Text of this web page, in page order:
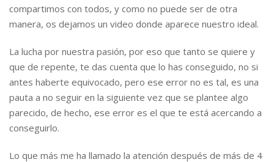
compartimos con todos, y como no puede ser de otra
manera, os dejamos un video donde aparece nuestro ideal.
La lucha por nuestra pasión, por eso que tanto se quiere y
que de repente, te das cuenta que lo has conseguido, no si
antes haberte equivocado, pero ese error no es tal, es una
pauta a no seguir en la siguiente vez que se plantee algo
parecido, de hecho, ese error es el que te está acercando a
conseguirlo.
Lo que más me ha llamado la atención después de más de 4